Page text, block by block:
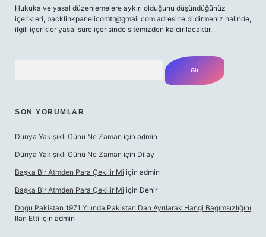
Hukuka ve yasal düzenlemelere aykırı olduğunu düşündüğünüz
içerikleri, backlinkpanelicomtr@gmail.com adresine bildirmeniz halinde,
ilgili içerikler yasal süre içerisinde sitemizden kaldırılacaktır.
SON YORUMLAR
Dünya Yakışıklı Günü Ne Zaman için admin
Dünya Yakışıklı Günü Ne Zaman için Dilay
Başka Bir Atmden Para Çekilir Mi için admin
Başka Bir Atmden Para Çekilir Mi için Denir
Doğu Pakistan 1971 Yılında Pakistan Dan Ayrılarak Hangi Bağımsızlığını
Ilan Etti için admin